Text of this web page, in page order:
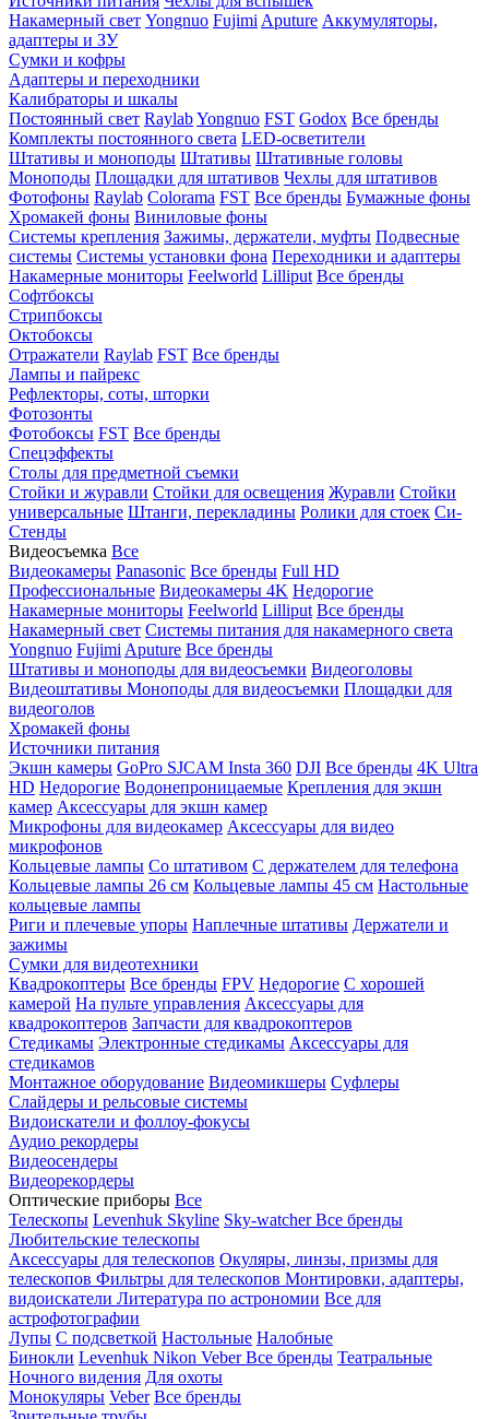
Накамерный свет Yongnuo Fujimi Aputure Аккумуляторы,
адаптеры и ЗУ
Сумки и кофры
Адаптеры и переходники
Калибраторы и шкалы
Постоянный свет RaylabYongnuo FST Godox Все бренды
Комплекты постоянного света LED-осветители
Штативы и моноподы Штативы Штативные головы
Моноподы Площадки для штативов Чехлы для штативов
Фотофоны Raylab Colorama FST Все бренды Бумажные фоны
Хромакей фоны Виниловые фоны
Системы крепления Зажимы, держатели, муфты Подвесные
системы Системы установки фона Переходники и адаптеры
Накамерные мониторы Feelworld Lilliput Все бренды
Софтбоксы
Стрипбоксы
Октобоксы
Отражатели Raylab FST Все бренды
Лампы и пайрекс
Рефлекторы, соты, шторки
Фотозонты
Фотобоксы FST Все бренды
Спецэффекты
Столы для предметной съемки
Стойки и журавли Стойки для освещения Журавли Стойки
универсальные Штанги, перекладины Ролики для стоек Си-
Стенды
Видеосъемка Все
Видеокамеры Panasonic Все бренды Full HD
Профессиональные Видеокамеры 4K Недорогие
Накамерные мониторы Feelworld Lilliput Все бренды
Накамерный свет Системы питания для накамерного света
Yongnuo Fujimi Aputure Все бренды
Штативы и моноподы для видеосъемки Видеоголовы
Видеоштативы Моноподы для видеосъемки Площадки для
видеоголов
Хромакей фоны
Источники питания
Экшн камеры GoPro SJCAM Insta 360 DJI Все бренды 4K Ultra
HD Недорогие Водонепроницаемые Крепления для экшн
камер Аксессуары для экшн камер
Микрофоны для видеокамер Аксессуары для видео
микрофонов
Кольцевые лампы Со штативом C держателем для телефона
Кольцевые лампы 26 см Кольцевые лампы 45 см Настольные
кольцевые лампы
Риги и плечевые упоры Наплечные штативы Держатели и
зажимы
Сумки для видеотехники
Квадрокоптеры Все бренды FPV Недорогие С хорошей
камерой На пульте управления Аксессуары для
квадрокоптеров Запчасти для квадрокоптеров
Стедикамы Электронные стедикамы Аксессуары для
стедикамов
Монтажное оборудование Видеомикшеры Суфлеры
Слайдеры и рельсовые системы
Видоискатели и фоллоу-фокусы
Аудио рекордеры
Видеосендеры
Видеорекордеры
Оптические приборы Все
Телескопы Levenhuk Skyline Sky-watcherВсе бренды
Любительские телескопы
Аксессуары для телескопов Окуляры, линзы, призмы для
телескопов Фильтры для телескопов Монтировки, адаптеры,
видоискатели Литература по астрономии Все для
астрофотографии
Лупы С подсветкой Настольные Налобные
Бинокли Levenhuk Nikon VeberВсе бренды Театральные
Ночного видения Для охоты
Монокуляры Veber Все бренды